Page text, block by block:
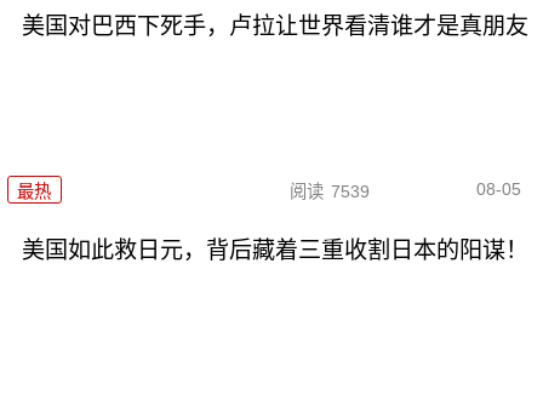
美国对巴西下死手，卢拉让世界看清谁才是真朋友
最热 阅读 7539 08-05
美国如此救日元，背后藏着三重收割日本的阳谋！